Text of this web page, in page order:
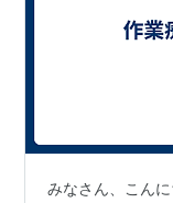
みなさん、こん